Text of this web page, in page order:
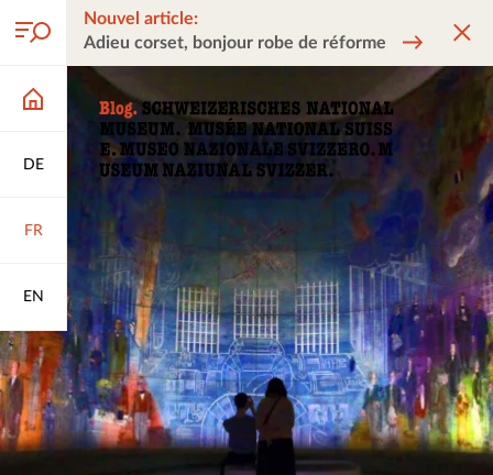
DE
FR
EN
Nouvel article:
Adieu corset, bonjour robe de réforme